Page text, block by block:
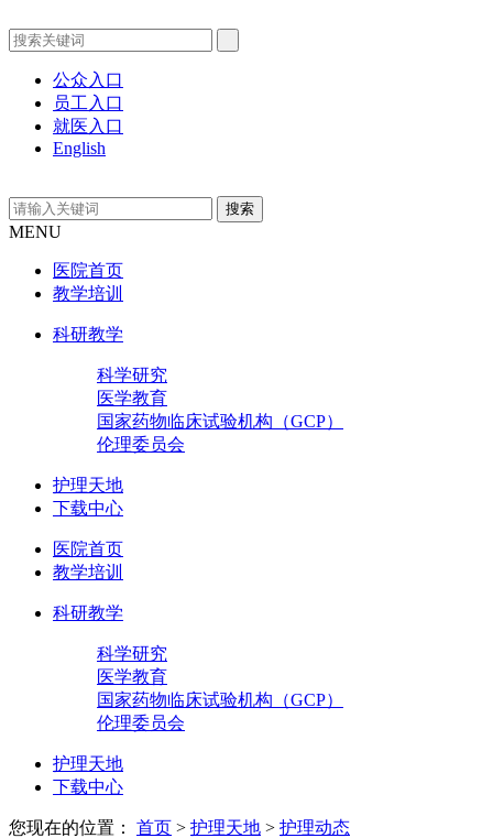
公众入口
员工入口
就医入口
English
MENU
医院首页
教学培训
科研教学
科学研究
医学教育
国家药物临床试验机构（GCP）
伦理委员会
护理天地
下载中心
医院首页
教学培训
科研教学
科学研究
医学教育
国家药物临床试验机构（GCP）
伦理委员会
护理天地
下载中心
您现在的位置： 首页 > 护理天地 > 护理动态